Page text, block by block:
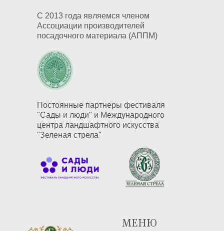
С 2013 года являемся членом
Ассоциации производителей
посадочного материала (АППМ)
Постоянные партнеры фестиваля
"Сады и люди" и Международного
центра ландшафтного искусства
"Зеленая стрела"
МЕНЮ